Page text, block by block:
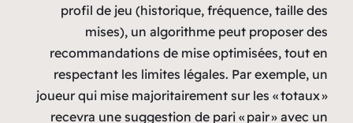
profil de jeu (historique, fréquence, taille des
mises), un algorithme peut proposer des
recommandations de mise optimisées, tout en
respectant les limites légales. Par exemple, un
joueur qui mise majoritairement sur les « totaux »
recevra une suggestion de pari « pair » avec un